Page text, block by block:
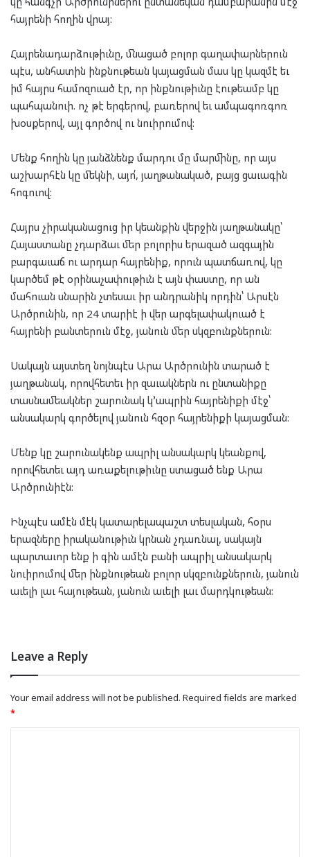
հայրենի հողին վրայ:
Հայրենադարձութիւնը, մնացած բոլոր գաղափարներուն
պէս, անհատին ինքնութեան կայացման մաս կը կազմէ եւ
իմ հայրս համոզուած էր, որ ինքնութիւնը էութեամբ կը
պահպանուի. ոչ թէ երգերով, բառերով եւ ամպագոռգոռ
խօսքերով, այլ գործով ու նուիրումով:
Մենք հողին կը յանձնենք մարդու մը մարմինը, որ այս
աշխարհէն կը մեկնի, այո՛, յաղթանակած, բայց ցաւագին
հոգուով:
Հայրս չիրականացուց իր կեանքին վերջին յաղթանակը՝
Հայաստանը չդարձաւ մեր բոլորիս երազած ազգային
բարգաւաճ ու արդար հայրենիք, որուն պատճառով, կը
կարծեմ թէ օրինաչափութիւն է այն փաստը, որ ան
մահուան սնարին չտեսաւ իր անդրանիկ որդին՝ Արսէն
Արծրունին, որ 24 տարիէ ի վեր արգելափակուած է
հայրենի բանտերուն մէջ, յանուն մեր սկզբունքներուն:
Սակայն այստեղ նոյնպէս Արա Արծրունին տարած է
յաղթանակ, որովհետեւ իր զաւակներն ու ընտանիքը
տասնամեակներ շարունակ կ՚ապրին հայրենիքի մէջ՝
անսակարկ գործելով յանուն հզօր հայրենիքի կայացման:
Մենք կը շարունակենք ապրիլ անսակարկ կեանքով,
որովհետեւ այդ առաքելութիւնը ստացած ենք Արա
Արծրունիէն:
Ինչպէս ամէն մէկ կատարելապաշտ տեսլական, հօրս
երազները իրականութիւն կրնան չդառնալ, սակայն
պարտաւոր ենք ի գին ամէն բանի ապրիլ անսակարկ
նուիրումով մեր ինքնութեան բոլոր սկզբունքներուն, յանուն
աւելի լաւ հայութեան, յանուն աւելի լաւ մարդկութեան:
Leave a Reply
Your email address will not be published. Required fields are marked
*